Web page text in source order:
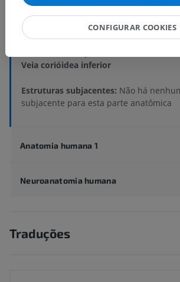
Corpo humano> Systemata
Sistema circulatório> Veias sistêmicas
Veias craniais> Veias do encéfalo>
Veia corióidea inferior
Estruturas subjacentes: Não há
subjacente para esta parte anatômica
Anatomia humana 1
Neuroanatomia humana
Traduções
CONFIGURAR COOKIES